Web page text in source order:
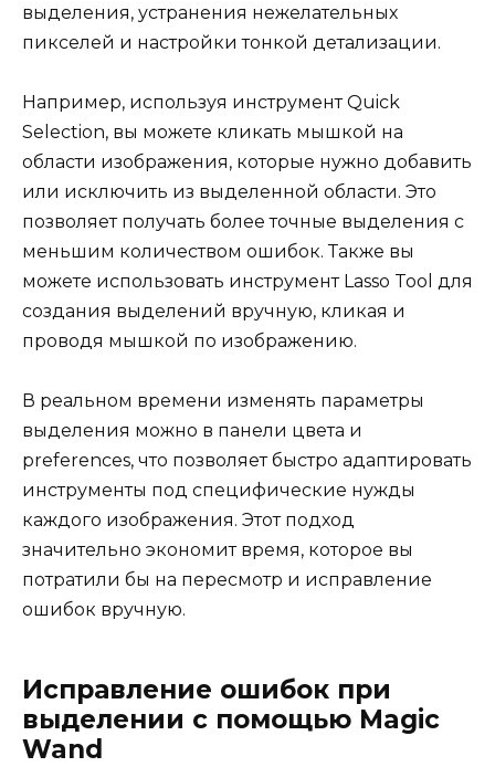
выделения, устранения нежелательных
пикселей и настройки тонкой детализации.
Например, используя инструмент Quick
Selection, вы можете кликать мышкой на
области изображения, которые нужно добавить
или исключить из выделенной области. Это
позволяет получать более точные выделения с
меньшим количеством ошибок. Также вы
можете использовать инструмент Lasso Tool для
создания выделений вручную, кликая и
проводя мышкой по изображению.
В реальном времени изменять параметры
выделения можно в панели цвета и
preferences, что позволяет быстро адаптировать
инструменты под специфические нужды
каждого изображения. Этот подход
значительно экономит время, которое вы
потратили бы на пересмотр и исправление
ошибок вручную.
Исправление ошибок при
выделении с помощью Magic
Wand